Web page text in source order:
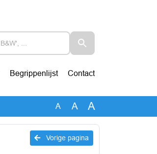
Begrippenlijst Contact
A A A
Vorige pagina